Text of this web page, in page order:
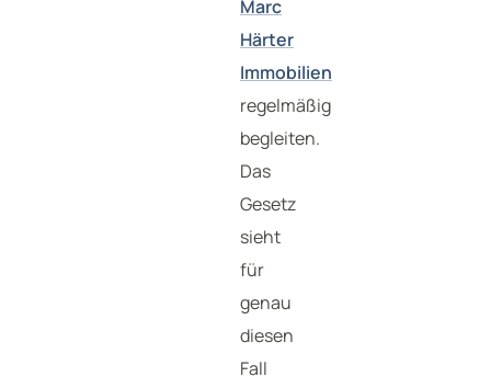
Marc
Härter
Immobilien
regelmäßig
begleiten.
Das
Gesetz
sieht
für
genau
diesen
Fall